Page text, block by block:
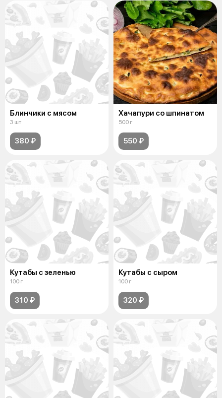
Блинчики с мясом
3 шт
380 ₽
Хачапури со шпинатом
500 г
550 ₽
Кутабы с зеленью
100 г
310 ₽
Кутабы с сыром
100 г
320 ₽